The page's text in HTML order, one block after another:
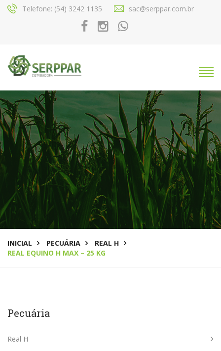
Telefone: (54) 3242 1135 sac@serppar.com.br
INICIAL PECUÁRIA
REAL H
REAL EQUINO H MAX – 25 KG
Pecuária
Real H